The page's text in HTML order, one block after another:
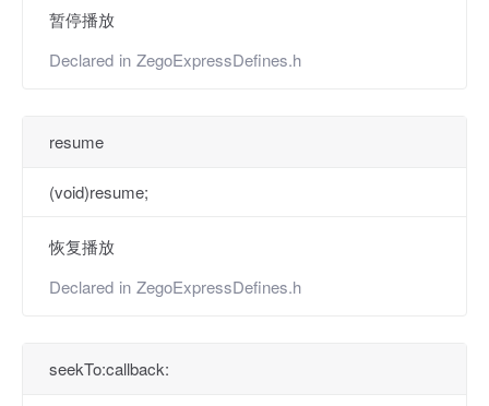
暂停播放
Declared in ZegoExpressDefines.h
resume
(void)resume;
恢复播放
Declared in ZegoExpressDefines.h
seekTo:callback: